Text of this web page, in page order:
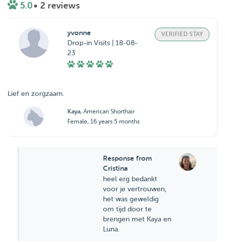
5.0• 2 reviews
yvonne
Drop-in Visits | 18-08-
23
VERIFIED STAY
Lief en zorgzaam.
Kaya, American Shorthair
Female, 16 years 5 months
Response from
Cristina
heel erg bedankt
voor je vertrouwen,
het was geweldig
om tijd door te
brengen met Kaya en
Luna.